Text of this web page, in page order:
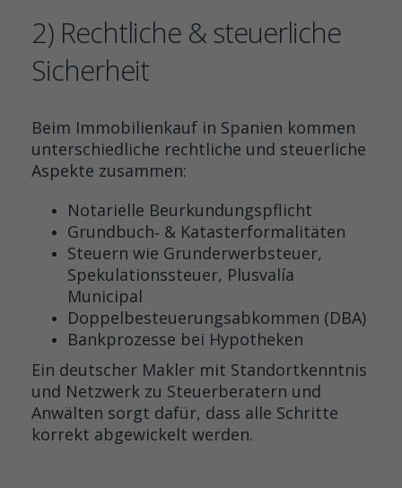
2) Rechtliche & steuerliche
Sicherheit
Beim Immobilienkauf in Spanien kommen
unterschiedliche rechtliche und steuerliche
Aspekte zusammen:
Notarielle Beurkundungspflicht
Grundbuch‑ & Katasterformalitäten
Steuern wie Grunderwerbsteuer,
Spekulationssteuer, Plusvalía
Municipal
Doppelbesteuerungsabkommen (DBA)
Bankprozesse bei Hypotheken
Ein deutscher Makler mit Standortkenntnis
und Netzwerk zu Steuerberatern und
Anwälten sorgt dafür, dass alle Schritte
korrekt abgewickelt werden.